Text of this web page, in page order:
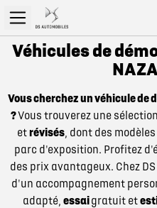
Véhicules de
Vous cherchez un véhicule de
?Vous trouverez une
etrévisés, dont des modèles
parc d'exposition. Profitez
des prix avantageux. Chez
d'un accompagnement
adapté, essaigratuit et